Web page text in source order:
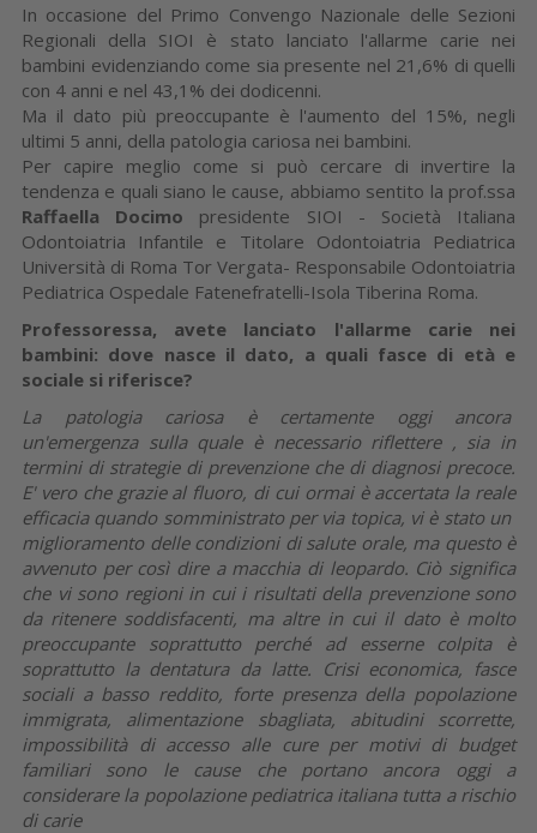
In occasione del Primo Convengo Nazionale delle Sezioni
Regionali della SIOI è stato lanciato l'allarme carie nei
bambini evidenziando come sia presente nel 21,6% di quelli
con 4 anni e nel 43,1% dei dodicenni.
Ma il dato più preoccupante è l'aumento del 15%, negli
ultimi 5 anni, della patologia cariosa nei bambini.
Per capire meglio come si può cercare di invertire la
tendenza e quali siano le cause, abbiamo sentito la prof.ssa
Raffaella Docimo presidente SIOI - Società Italiana
Odontoiatria Infantile e Titolare Odontoiatria Pediatrica
Università di Roma Tor Vergata- Responsabile Odontoiatria
Pediatrica Ospedale Fatenefratelli-Isola Tiberina Roma.
Professoressa, avete lanciato l'allarme carie nei
bambini: dove nasce il dato, a quali fasce di età e
sociale si riferisce?
La patologia cariosa è certamente oggi ancora
un'emergenza sulla quale è necessario riflettere , sia in
termini di strategie di prevenzione che di diagnosi precoce.
E' vero che grazie al fluoro, di cui ormai è accertata la reale
efficacia quando somministrato per via topica, vi è stato un
miglioramento delle condizioni di salute orale, ma questo è
avvenuto per così dire a macchia di leopardo. Ciò significa
che vi sono regioni in cui i risultati della prevenzione sono
da ritenere soddisfacenti, ma altre in cui il dato è molto
preoccupante soprattutto perché ad esserne colpita è
soprattutto la dentatura da latte. Crisi economica, fasce
sociali a basso reddito, forte presenza della popolazione
immigrata, alimentazione sbagliata, abitudini scorrette,
impossibilità di accesso alle cure per motivi di budget
familiari sono le cause che portano ancora oggi a
considerare la popolazione pediatrica italiana tutta a rischio
di carie